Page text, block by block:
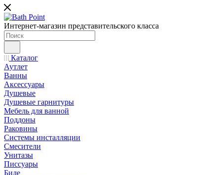
Интернет-магазин представительского класса
Каталог
Аутлет
Ванны
Аксессуары
Душевые
Душевые гарнитуры
Мебель для ванной
Поддоны
Раковины
Системы инсталляции
Смесители
Унитазы
Писсуары
Биде